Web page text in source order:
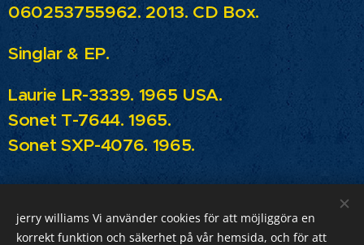
060253755962. 2013. CD Box.
Singlar & EP.
Laurie LR-3339. 1965 USA.
Sonet T-7644. 1965.
Sonet SXP-4076. 1965.
Jerry Williams
jerry williams Vi använder cookies för att möjliggöra en
korrekt funktion och säkerhet på vår hemsida, och för att